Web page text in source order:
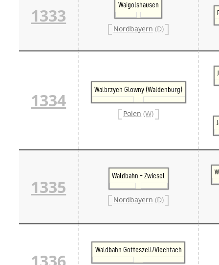
1333
Waigolshausen
Nordbayern (D)
1334
Walbrzych Glowny (Waldenburg)
Polen (W)
1335
Waldbahn - Zwiesel
Nordbayern (D)
Waldbahn Gotteszell/Viechtach